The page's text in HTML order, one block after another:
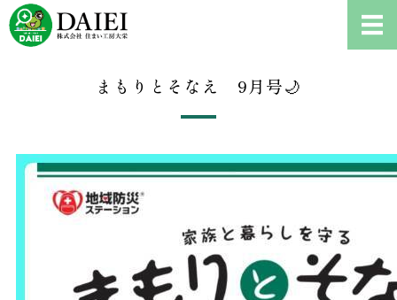
耐震診断、雨漏り修理、リ
ご依頼の流れ
会社概要
まもりとそなえ 9月号🌙